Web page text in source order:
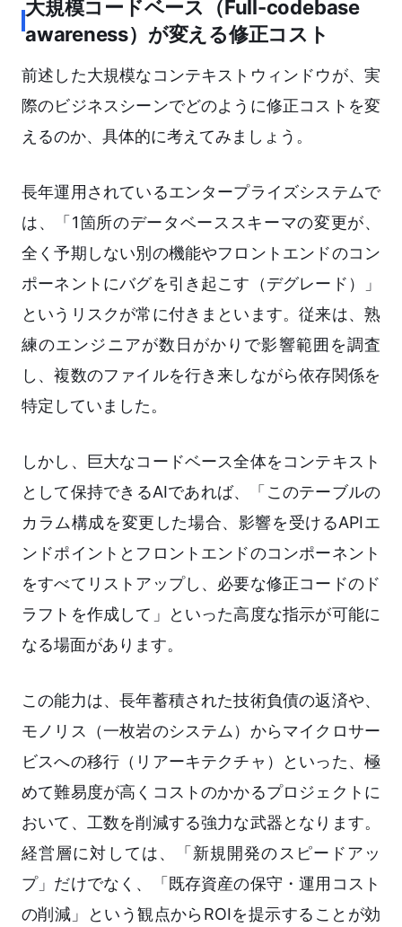
大規模コードベース（Full-codebase
awareness）が変える修正コスト
前述した大規模なコンテキストウィンドウが、実
際のビジネスシーンでどのように修正コストを変
えるのか、具体的に考えてみましょう。
長年運用されているエンタープライズシステムで
は、「1箇所のデータベーススキーマの変更が、
全く予期しない別の機能やフロントエンドのコン
ポーネントにバグを引き起こす（デグレード）」
というリスクが常に付きまといます。従来は、熟
練のエンジニアが数日がかりで影響範囲を調査
し、複数のファイルを行き来しながら依存関係を
特定していました。
しかし、巨大なコードベース全体をコンテキスト
として保持できるAIであれば、「このテーブルの
カラム構成を変更した場合、影響を受けるAPIエ
ンドポイントとフロントエンドのコンポーネント
をすべてリストアップし、必要な修正コードのド
ラフトを作成して」といった高度な指示が可能に
なる場面があります。
この能力は、長年蓄積された技術負債の返済や、
モノリス（一枚岩のシステム）からマイクロサー
ビスへの移行（リアーキテクチャ）といった、極
めて難易度が高くコストのかかるプロジェクトに
おいて、工数を削減する強力な武器となります。
経営層に対しては、「新規開発のスピードアッ
プ」だけでなく、「既存資産の保守・運用コスト
の削減」という観点からROIを提示することが効